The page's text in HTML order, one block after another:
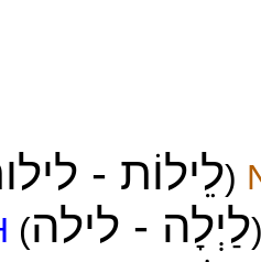
לֵילוֹת -)
(לַיְלָה - לילה